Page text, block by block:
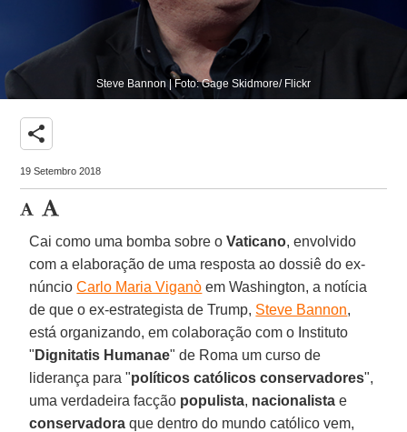
Steve Bannon | Foto: Gage Skidmore/ Flickr
share
19 Setembro 2018
Cai como uma bomba sobre oVaticano, envolvido
com a elaboração de uma resposta ao dossiê do ex-
núncioCarlo Maria Viganò em Washington, a notícia
de que o ex-estrategista de Trump, Steve Bannon,
está organizando, em colaboração com o Instituto
" Dignitatis Humanae" de Roma um curso de
liderança para "políticos católicos conservadores",
uma verdadeira facção populista, nacionalista e
conservadora que dentro do mundo católico vem,